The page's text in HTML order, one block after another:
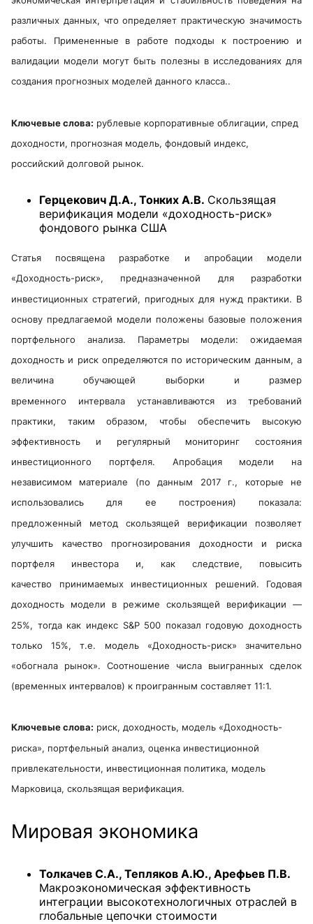
различных данных, что определяет практическую значимость
работы. Примененные в работе подходы к построению и
валидации модели могут быть полезны в исследованиях для
создания прогнозных моделей данного класса..
Ключевые слова: рублевые корпоративные облигации, спред
доходности, прогнозная модель, фондовый индекс,
российский долговой рынок.
Герцекович Д.А., Тонких А.В. Скользящая
верификация модели «доходность-риск»
фондового рынка США
Статья посвящена разработке и апробации модели
«Доходность-риск», предназначенной для разработки
инвестиционных стратегий, пригодных для нужд практики. В
основу предлагаемой модели положены базовые положения
портфельного анализа. Параметры модели: ожидаемая
доходность и риск определяются по историческим данным, а
величина обучающей выборки и размер
временного интервала устанавливаются из требований
практики, таким образом, чтобы обеспечить высокую
эффективность и регулярный мониторинг состояния
инвестиционного портфеля. Апробация модели на
независимом материале (по данным 2017 г., которые не
использовались для ее построения) показала:
предложенный метод скользящей верификации позволяет
улучшить качество прогнозирования доходности и риска
портфеля инвестора и, как следствие, повысить
качество принимаемых инвестиционных решений. Годовая
доходность модели в режиме скользящей верификации —
25%, тогда как индекс S&P 500 показал годовую доходность
только 15%, т.е. модель «Доходность-риск» значительно
«обогнала рынок». Соотношение числа выигранных сделок
(временных интервалов) к проигранным составляет 11:1.
Ключевые слова: риск, доходность, модель «Доходность-
риска», портфельный анализ, оценка инвестиционной
привлекательности, инвестиционная политика, модель
Марковица, скользящая верификация.
Мировая экономика
Толкачев С.А., Тепляков А.Ю., Арефьев П.В.
Макроэкономическая эффективность
интеграции высокотехнологичных отраслей в
глобальные цепочки стоимости